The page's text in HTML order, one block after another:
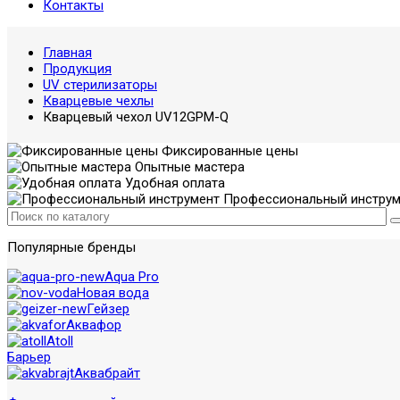
Контакты
Главная
Продукция
UV стерилизаторы
Кварцевые чехлы
Кварцевый чехол UV12GPM-Q
Фиксированные цены
Опытные мастера
Удобная оплата
Профессиональный
Популярные бренды
Aqua Pro
Новая вода
Гейзер
Аквафор
Atoll
Барьер
Аквабрайт